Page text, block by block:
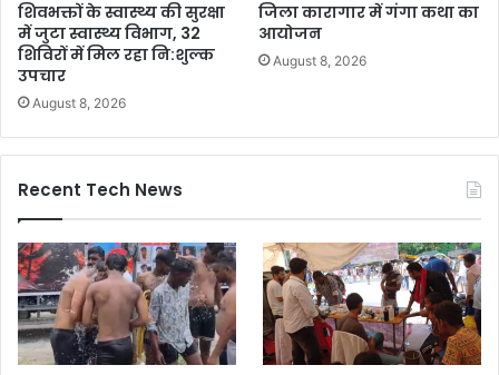
शिवभक्तों के स्वास्थ्य की सुरक्षा
में जुटा स्वास्थ्य विभाग, 32
शिविरों में मिल रहा नि:शुल्क
उपचार
August 8, 2026
जिला कारागार में गंगा कथा का
आयोजन
August 8, 2026
Recent Tech News